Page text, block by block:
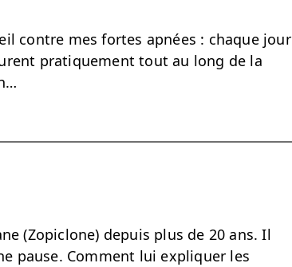
contre mes fortes apnées : chaque jour
pratiquement tout au long de la
(Zopiclone) depuis plus de 20 ans. Il
pause. Comment lui expliquer les